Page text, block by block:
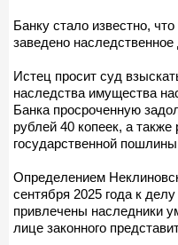
Банку стало известно,
заведено
Истец просит суд
наследства имущества
Банка просроченную
рублей 40 копеек, а
государственной
Определением
сентября 2025 года к
привлечены наследники
лице законного